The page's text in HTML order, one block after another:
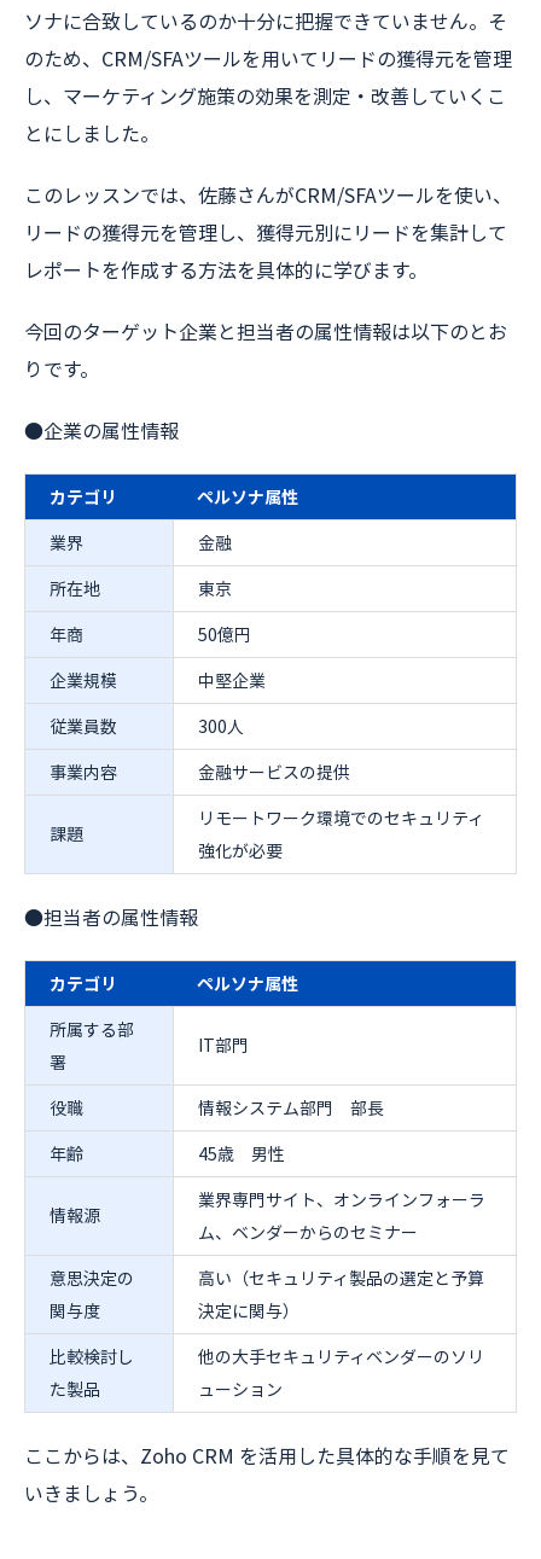
ソナに合致しているのか十分に把握できていません。そ
のため、CRM/SFAツールを用いてリードの獲得元を管理
し、マーケティング施策の効果を測定・改善していくこ
とにしました。
このレッスンでは、佐藤さんがCRM/SFAツールを使い、
リードの獲得元を管理し、獲得元別にリードを集計して
レポートを作成する方法を具体的に学びます。
今回のターゲット企業と担当者の属性情報は以下のとお
りです。
●企業の属性情報
カテゴリ
ペルソナ属性
業界
金融
所在地
東京
年商
50億円
企業規模
中堅企業
従業員数
300人
事業内容
金融サービスの提供
課題
リモートワーク環境でのセキュリティ
強化が必要
●担当者の属性情報
カテゴリ
ペルソナ属性
所属する部
署
IT部門
役職
情報システム部門 部長
年齢
45歳 男性
情報源
業界専門サイト、オンラインフォーラ
ム、ベンダーからのセミナー
意思決定の
関与度
高い（セキュリティ製品の選定と予算
決定に関与）
比較検討し
た製品
他の大手セキュリティベンダーのソリ
ューション
ここからは、Zoho CRM を活用した具体的な手順を見て
いきましょう。